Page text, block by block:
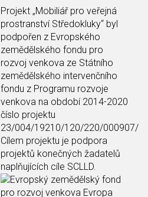
Projekt „Mobiliář pro veřejná
prostranství Středokluky“ byl
podpořen z Evropského
zemědělského fondu pro
rozvoj venkova ze Státního
zemědělského intervenčního
fondu z Programu rozvoje
venkova na období 2014-2020
číslo projektu
23/004/19210/120/220/000907/
Cílem projektu je podpora
projektů konečných žadatelů
naplňujících cíle SCLLD.